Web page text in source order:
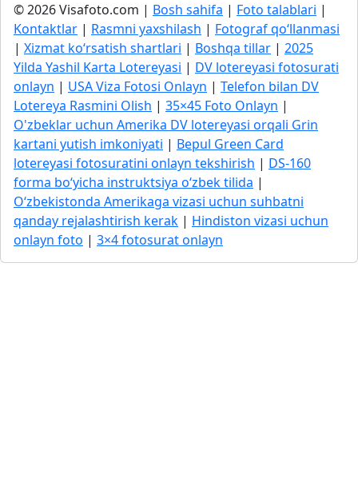
© 2026 Visafoto.com | Bosh sahifa | Foto talablari |
Kontaktlar | Rasmni yaxshilash | Fotograf qo‘llanmasi
| Xizmat ko‘rsatish shartlari | Boshqa tillar | 2025
Yilda Yashil Karta Lotereyasi | DV lotereyasi fotosurati
onlayn | USA Viza Fotosi Onlayn | Telefon bilan DV
Lotereya Rasmini Olish | 35×45 Foto Onlayn |
O'zbeklar uchun Amerika DV lotereyasi orqali Grin
kartani yutish imkoniyati | Bepul Green Card
lotereyasi fotosuratini onlayn tekshirish | DS-160
forma bo‘yicha instruktsiya o‘zbek tilida |
O‘zbekistonda Amerikaga vizasi uchun suhbatni
qanday rejalashtirish kerak | Hindiston vizasi uchun
onlayn foto | 3×4 fotosurat onlayn